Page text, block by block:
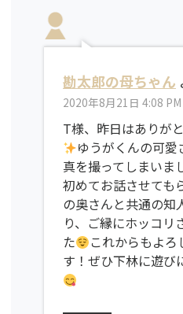
勘太郎の母ちゃん
2020年8月21日 4:08 PM
T様、昨日はありが
ゆうがくんの可
真を撮ってしまいま
初めてお話させても
の奥さんと共通の知
り、ご縁にホッコリ
た
これからもよ
す！ぜひ下林に遊び